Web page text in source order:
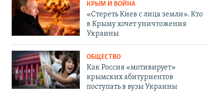
КРЫМ И ВОЙНА
«Стереть Киев с лица земли». Кто
в Крыму хочет уничтожения
Украины
ОБЩЕСТВО
Как Россия «мотивирует»
крымских абитуриентов
поступать в вузы Украины